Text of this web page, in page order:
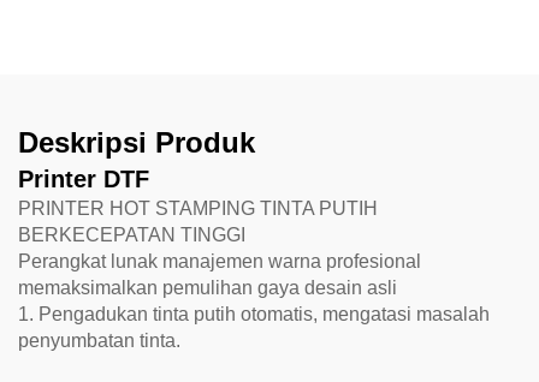
Deskripsi Produk
Printer DTF
PRINTER HOT STAMPING TINTA PUTIH
BERKECEPATAN TINGGI
Perangkat lunak manajemen warna profesional
memaksimalkan pemulihan gaya desain asli
1. Pengadukan tinta putih otomatis, mengatasi masalah
penyumbatan tinta.